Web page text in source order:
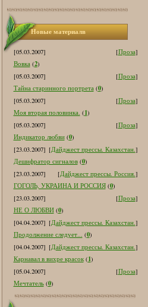
Новые материалв
[05.03.2007] [Проза]
Вовка (2)
[05.03.2007]
[Проза]
Тайна старинного портрета (0)
[05.03.2007]
[Проза]
Моя вторая половинка. (1)
[05.03.2007]
[Проза]
Индикатор любви (0)
[23.03.2007] [Дайджест прессы. Казахстан.]
Дешифратор сигналов (0)
[23.03.2007]
[Дайджест прессы. Россия.]
ГОГОЛЬ, УКРАИНА И РОССИЯ (0)
[23.03.2007]
[Проза]
НЕ О ЛЮБВИ (0)
[04.04.2007] [Дайджест прессы. Казахстан.]
Продолжение следует... (0)
[04.04.2007] [Дайджест прессы. Казахстан.]
Карнавал в вихре красок (1)
[05.04.2007]
[Проза]
Мечтатель (0)